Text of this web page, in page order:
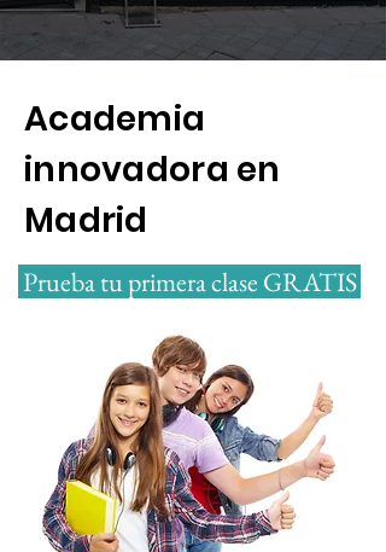
Academia
innovadora en
Madrid
Prueba tu primera clase GRATIS